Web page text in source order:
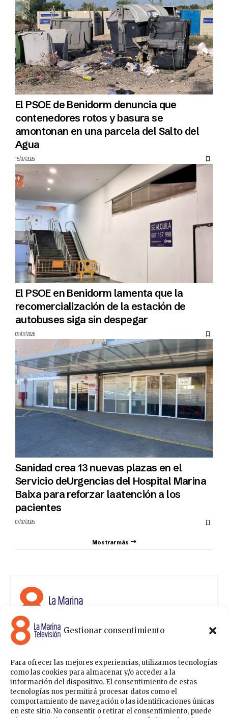
Gestionar consentimiento
Para ofrecer las mejores experiencias, utilizamos tecnologías
como las cookies para almacenar y/o acceder a la
información del dispositivo. El consentimiento de estas
tecnologías nos permitirá procesar datos como el
comportamiento de navegación o las identificaciones únicas
en este sitio. No consentir o retirar el consentimiento, puede
El PSOE de Benidorm denuncia que
contenedores rotos y basura se
amontonan en una parcela del Salto del
Agua
15/07/2026
El PSOE en Benidorm lamenta que la
recomercialización de la estación de
autobuses siga sin despegar
09/07/2026
Sanidad crea 13 nuevas plazas en el
Servicio deUrgencias del Hospital Marina
Baixa para reforzar laatención a los
pacientes
07/07/2026
Mostrar más
8 La Marina Televisión cuenta con una amplia gama de
programas para satisfacer las necesidades y gustos de
programas de ámbito político , de noticias, deportes,
fiestas y eventos… para estar a la última de todo lo que
acontece en nuestra comarca.
Sobre nosotros